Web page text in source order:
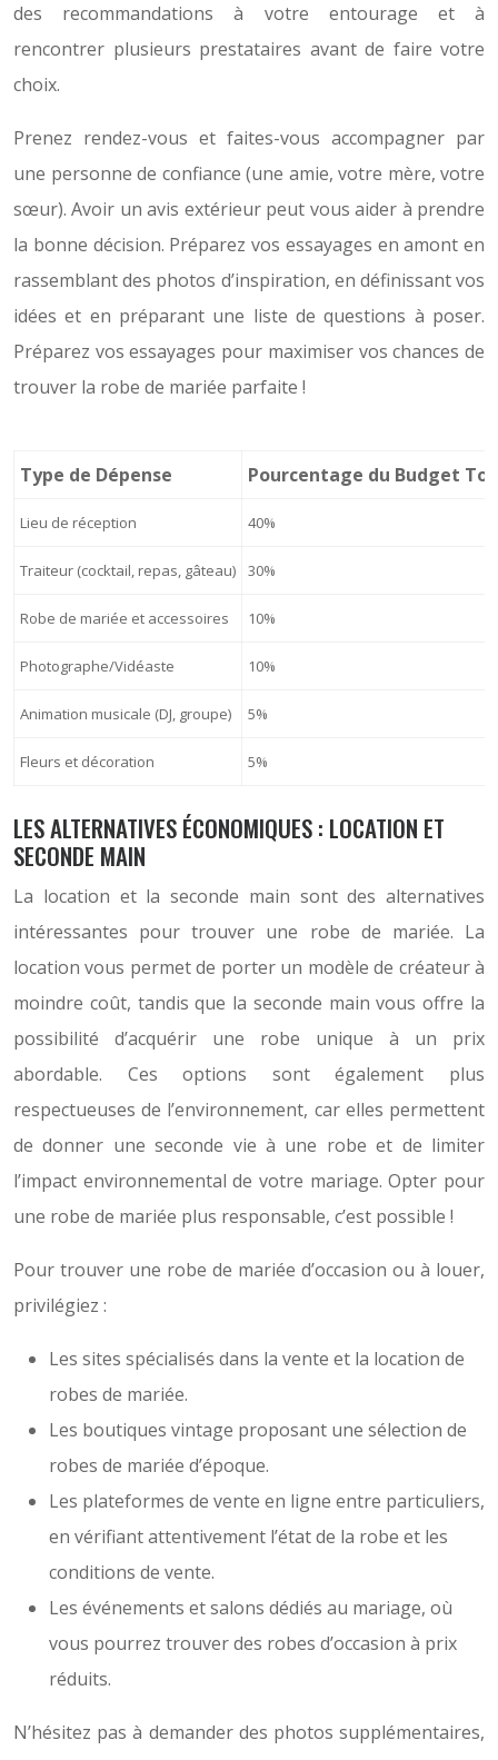
des recommandations à votre entourage et à
rencontrer plusieurs prestataires avant de faire votre
choix.
Prenez rendez-vous et faites-vous accompagner par
une personne de confiance (une amie, votre mère, votre
sœur). Avoir un avis extérieur peut vous aider à prendre
la bonne décision. Préparez vos essayages en amont en
rassemblant des photos d’inspiration, en définissant vos
idées et en préparant une liste de questions à poser.
Préparez vos essayages pour maximiser vos chances de
trouver la robe de mariée parfaite !
Type de Dépense Pourcentage du Budget
Lieu de réception 40%
Traiteur (cocktail, repas, gâteau) 30%
Robe de mariée et accessoires 10%
Photographe/Vidéaste 10%
Animation musicale (DJ, groupe) 5%
Fleurs et décoration 5%
LES ALTERNATIVES ÉCONOMIQUES : LOCATION ET
SECONDE MAIN
La location et la seconde main sont des alternatives
intéressantes pour trouver une robe de mariée. La
location vous permet de porter un modèle de créateur à
moindre coût, tandis que la seconde main vous offre la
possibilité d’acquérir une robe unique à un prix
abordable. Ces options sont également plus
respectueuses de l’environnement, car elles permettent
de donner une seconde vie à une robe et de limiter
l’impact environnemental de votre mariage. Opter pour
une robe de mariée plus responsable, c’est possible !
Pour trouver une robe de mariée d’occasion ou à louer,
privilégiez :
Les sites spécialisés dans la vente et la location de
robes de mariée.
Les boutiques vintage proposant une sélection de
robes de mariée d’époque.
Les plateformes de vente en ligne entre particuliers,
en vérifiant attentivement l’état de la robe et les
conditions de vente.
Les événements et salons dédiés au mariage, où
vous pourrez trouver des robes d’occasion à prix
réduits.
N’hésitez pas à demander des photos supplémentaires,